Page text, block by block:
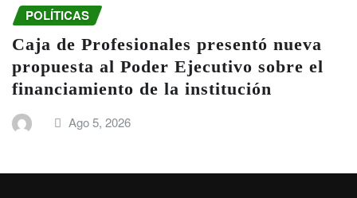
POLÍTICAS
Caja de Profesionales presentó nueva
propuesta al Poder Ejecutivo sobre el
financiamiento de la institución
Ago 5, 2026